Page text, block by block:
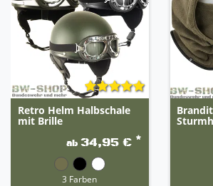
Retro Helm Halbschale
mit Brille
ab34,95 € *
3 Farben